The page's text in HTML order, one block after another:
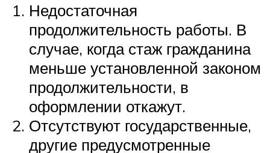
Недостаточная
продолжительность работы. В
случае, когда стаж гражданина
меньше установленной законом
продолжительности, в
оформлении откажут.
Отсутствуют государственные,
другие предусмотренные